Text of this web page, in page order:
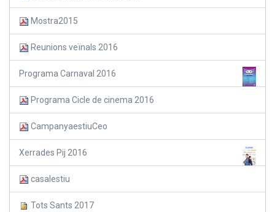
Mostra2015
Reunions veïnals 2016
Programa Carnaval 2016
Programa Cicle de cinema 2016
CampanyaestiuCeo
Xerrades Pij 2016
casalestiu
Tots Sants 2017